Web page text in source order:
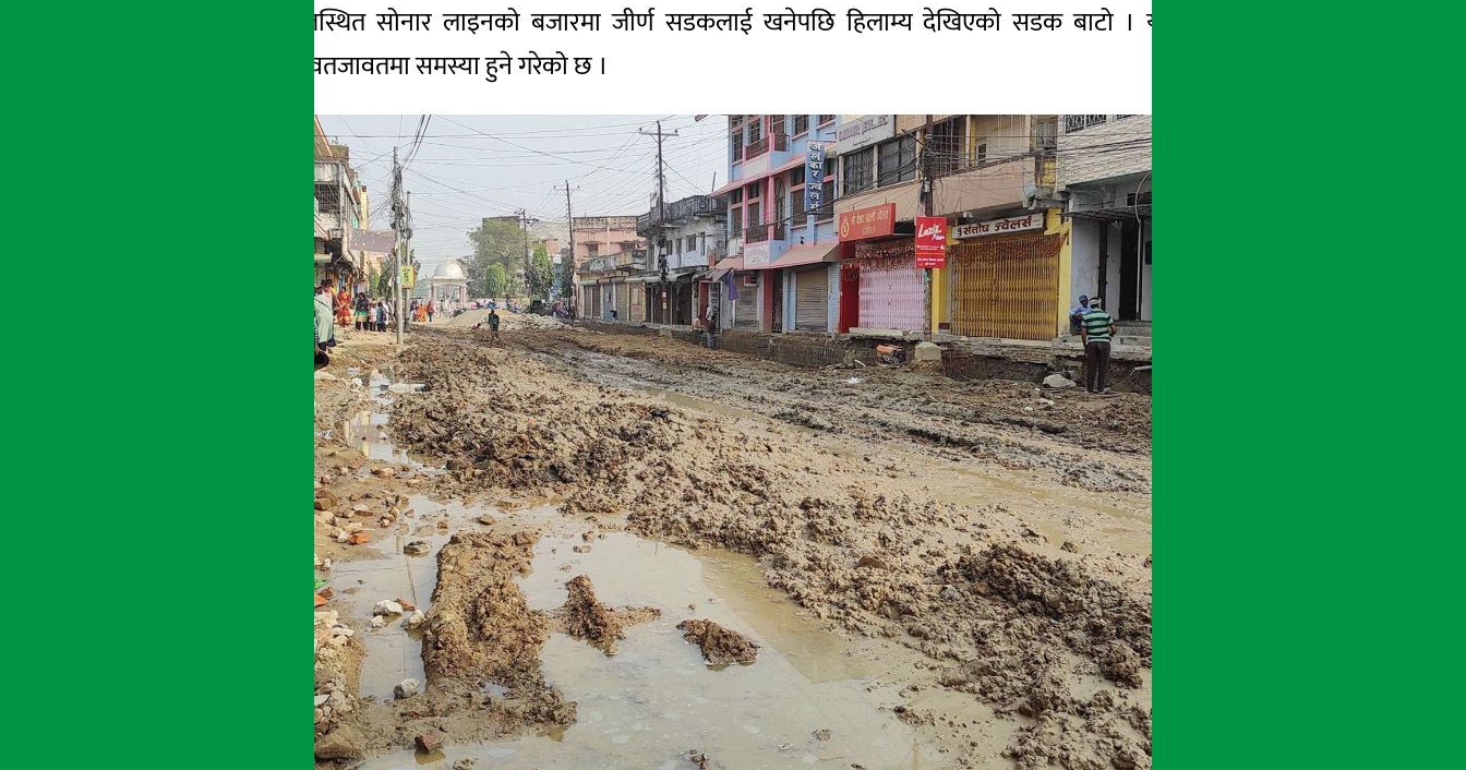
सप्तरीको राजविराजस्थित सोनार लाइनको बजारमा जीर्ण सडकलाई खनेपछि हिलाम्य देखिएको सडक बाटो । यसरी सडक खनेर छाडेपछि
सर्वसाधारणलाई आवतजावतमा समस्या हुने गरेको छ ।